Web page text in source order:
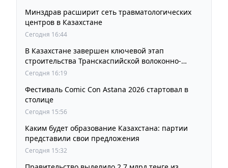
Минздрав расширит сеть травматологических
центров в Казахстане
Сегодня 16:44
В Казахстане завершен ключевой этап
строительства Транскаспийской волоконно-
оптической линии связи
Сегодня 16:19
Фестиваль Comic Con Astana 2026 стартовал в
столице
Сегодня 15:56
Каким будет образование Казахстана: партии
представили свои предложения
Сегодня 15:32